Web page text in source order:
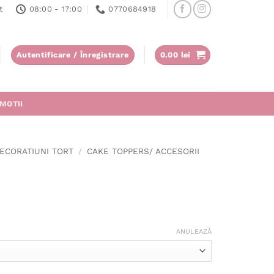
08:00 - 17:00 0770684918
Autentificare / Înregistrare 0.00 lei
TORT / CAKE TOPPERS/ ACCESORII
ANULEAZĂ